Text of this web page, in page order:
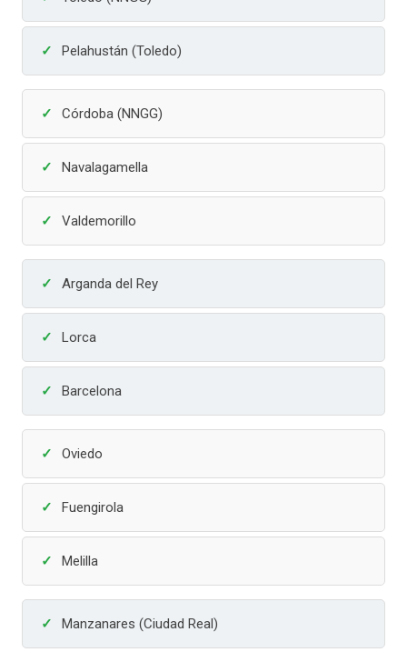
Pelahustán (Toledo)
Córdoba (NNGG)
Navalagamella
Valdemorillo
Arganda del Rey
Lorca
Barcelona
Oviedo
Fuengirola
Melilla
Manzanares (Ciudad Real)